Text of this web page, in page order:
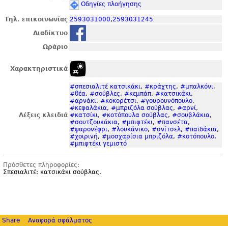
Οδηγίες πλοήγησης
Τηλ. επικοινωνίας 2593031000,2593031245
Διαδίκτυο
Ωράριο
Χαρακτηριστικά
Λέξεις κλειδιά
#σπεσιαλιτέ κατσικάκι, #κράχτης, #μπαλκόνι,
#θέα, #σούβλες, #κεμπάπ, #κατσικάκι,
#αρνάκι, #κοκορέτσι, #γουρουνόπουλο,
#κεφαλάκια, #μπριζόλα σούβλας, #αρνί,
#κατσίκι, #κοτόπουλα σούβλας, #σουβλάκια,
#σουτζουκάκια, #μπιφτέκι, #πανσέτα,
#ψαρονέφρι, #λουκάνικο, #σνίτσελ, #παϊδάκια,
#χοιρινή, #μοσχαρίσια μπριζόλα, #κοτόπουλο,
#μπιφτέκι γεμιστό
Πρόσθετες πληροφορίες:
Σπεσιαλιτέ: κατσικάκι σούβλας.
Share Αναφορά σφάλματος